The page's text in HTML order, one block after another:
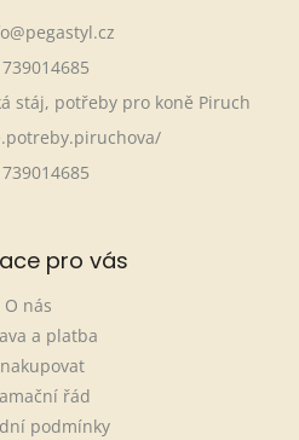
@pegastyl.cz
739014685
stáj, potřeby pro koně Piruch
739014685
pro vás
O nás
a platba
nakupovat
řád
podmínky